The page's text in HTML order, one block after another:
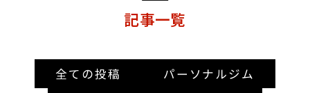
記事一覧
全ての投稿
パーソナルジム